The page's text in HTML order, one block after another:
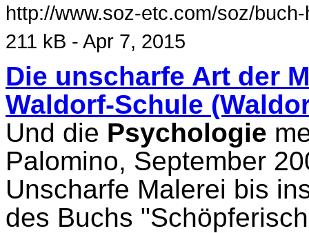
http://www.soz-etc.com/soz/
211 kB - Apr 7, 2015
Die unscharfe Art der
Waldorf-Schule
Und die Psychologie
Palomino, September
Unscharfe Malerei bis
des Buchs